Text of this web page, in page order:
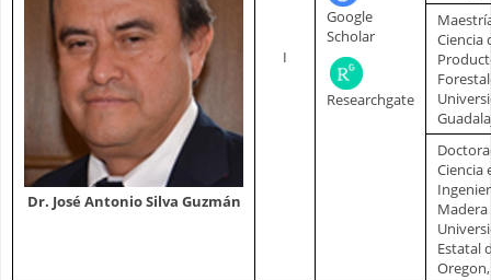
Dr. José Antonio Silva Guzmán
I
Google
Scholar
Researchgate
Ciencia
Ciencia
Madera
Estatal
Oregon,